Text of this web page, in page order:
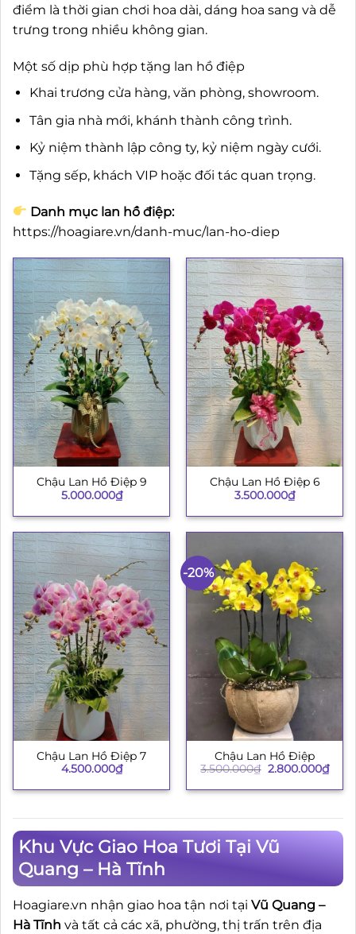
điểm là thời gian chơi hoa dài, dáng hoa sang và dễ
trưng trong nhiều không gian.
Một số dịp phù hợp tặng lan hồ điệp
Khai trương cửa hàng, văn phòng, showroom.
Tân gia nhà mới, khánh thành công trình.
Kỷ niệm thành lập công ty, kỷ niệm ngày cưới.
Tặng sếp, khách VIP hoặc đối tác quan trọng.
Danh mục lan hồ điệp:
https://hoagiare.vn/danh-muc/lan-ho-diep
Chậu Lan Hồ Điệp 9
5.000.000₫
Chậu Lan Hồ Điệp 6
3.500.000₫
Chậu Lan Hồ Điệp 7
4.500.000₫
-20%
Chậu Lan Hồ Điệp
3.500.000₫ Giá
là:
2.800.000₫Giá
hiện
tại
Khu Vực Giao Hoa Tươi Tại Vũ
Quang – Hà Tĩnh
Hoagiare.vn nhận giao hoa tận nơi tại Vũ Quang –
Hà Tĩnh và tất cả các xã, phường, thị trấn trên địa